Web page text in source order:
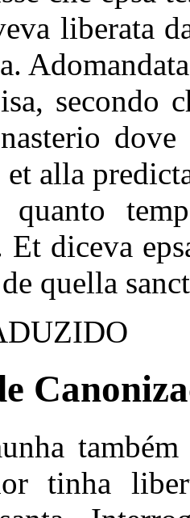
liberata
secondo
alla
quanto
Et diceva
quella
tinha